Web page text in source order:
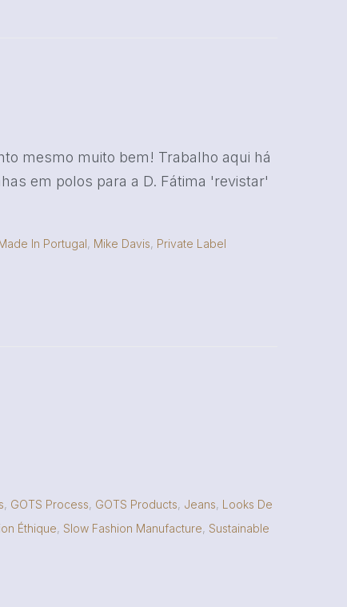
mesmo muito bem! Trabalho aqui há
em polos para a D. Fátima 'revistar'
In Portugal, Mike Davis, Private Label
, GOTS Process, GOTS Products, Jeans, Looks De
Éthique, Slow Fashion Manufacture, Sustainable